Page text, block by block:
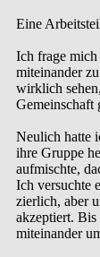
Eine
Ich frage mich
miteinander
wirklich
Gemeinschaft
Neulich hatte
ihre Gruppe
aufmischte,
Ich versuchte
zierlich, aber
akzeptiert. Bis
miteinander